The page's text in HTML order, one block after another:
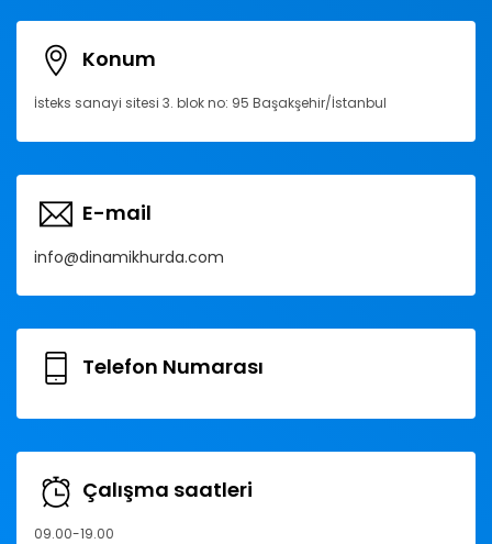
Konum
İsteks sanayi sitesi 3. blok no: 95 Başakşehir/İstanbul
E-mail
info@dinamikhurda.com
Telefon Numarası
Çalışma saatleri
09.00-19.00